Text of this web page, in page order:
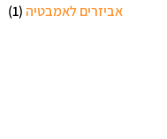
אביזרים לאמבטיה(1)